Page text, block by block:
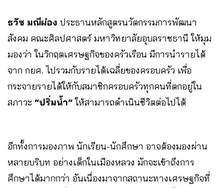
ธวัช มณีผ่อง ประธานหลักสูตรนวัตกรรมการพัฒนา
สังคม คณะศิลปศาสตร์ มหาวิทยาลัยอุบลราชธานี ให้มุม
มองว่า ในวิกฤตเศรษฐกิจของครัวเรือน มีการนำรายได้
จาก กยศ. ไปรวมกับรายได้เฉลี่ยของครอบครัว เพื่อ
กระจายรายได้ให้กับสมาชิกครอบครัวทุกคนที่ตกอยู่ใน
สภาวะ “ปริ่มน้ำ”ให้สามารถดำเนินชีวิตต่อไปได้
อีกทั้งการมองภาพ นักเรียน-นักศึกษา อาจต้องมองผ่าน
หลายบริบท อย่างเด็กในเมืองหลวง มักจะเข้าถึงการ
ศึกษาได้มากกว่า อันเนื่องมาจากสถานะทางเศรษฐกิจที่